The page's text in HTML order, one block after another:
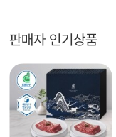
판매자 인기상품